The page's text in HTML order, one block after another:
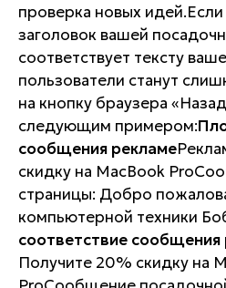
проверка новых
заголовок вашей
соответствует тексту
пользователи станут
на кнопку браузера
следующим примером:
сообщения рекламе
скидку на MacBook
страницы: Добро
компьютерной техники
соответствие сообщения
Получите 20% скидку на